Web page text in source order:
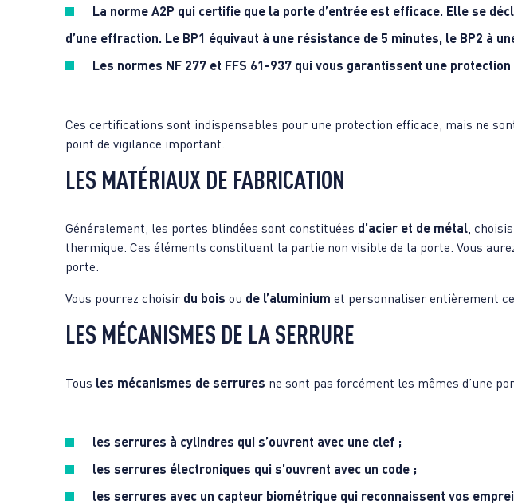
La norme A2P qui certifie que la porte d’entrée est efficace. Elle se
d’une effraction. Le BP1 équivaut à une résistance de 5 minutes, le BP2 à
Les normes NF 277 et FFS 61-937qui vous garantissent une protection
Ces certifications sont indispensables pour une protection efficace, mais ne
point de vigilance important.
LES MATÉRIAUX DE FABRICATION
Généralement, les portes blindées sont constituées d’acier et de métal,
thermique. Ces éléments constituent la partie non visible de la porte. Vous
porte.
Vous pourrez choisir du bois ou de l’aluminium et personnaliser entièrement
LES MÉCANISMES DE LA SERRURE
Tous les mécanismes de serrures ne sont pas forcément les mêmes d’une
les serrures à cylindres qui s’ouvrent avec une clef ;
les serrures électroniques qui s’ouvrent avec un code ;
les serrures avec un capteur biométriquequi reconnaissent vos